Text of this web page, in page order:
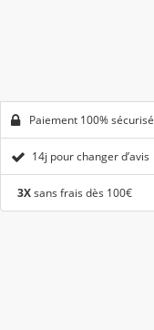
Paiement 100% sécurisé
14j pour changer d’avis
3Xsans frais dès 100€